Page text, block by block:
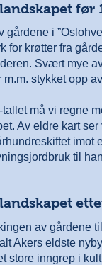
før
gårdene i
for krøtter fra
Svært mye
m.m. stykket opp
tallet må vi regne
Av eldre kart
imot
til
av gårdene
Akers eldste
store inngrep i